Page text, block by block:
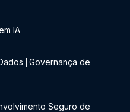
IA
Governança de
Seguro de